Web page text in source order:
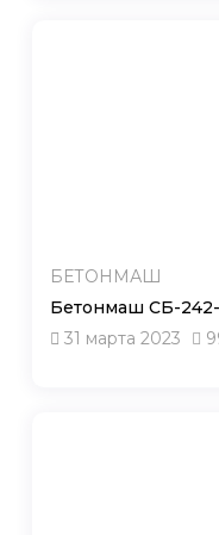
БЕТОНМАШ
Бетонмаш СБ-
31 марта 2023